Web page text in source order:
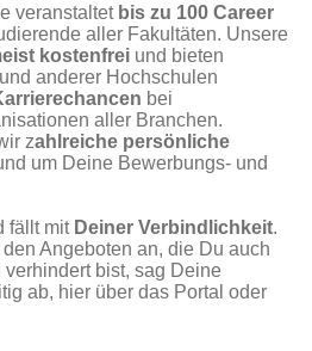
veranstaltet bis zu 100 Career
aller Fakultäten. Unsere
kostenfrei und bieten
anderer Hochschulen
bei
aller Branchen.
zahlreiche persönliche
um Deine Bewerbungs- und
fällt mit Deiner Verbindlichkeit.
Angeboten an, die Du auch
bist, sag Deine
ab, hier über das Portal oder